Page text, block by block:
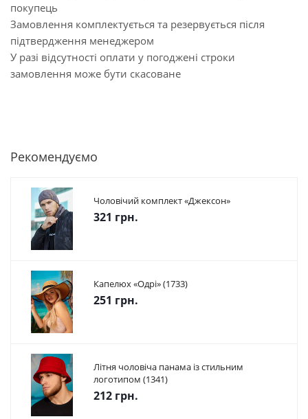
покупець
Замовлення комплектується та резервується після
підтвердження менеджером
У разі відсутності оплати у погоджені строки
замовлення може бути скасоване
Рекомендуємо
Чоловічий комплект «Джексон»
321 грн.
Капелюх «Одрі» (1733)
251 грн.
Літня чоловіча панама із стильним
логотипом (1341)
212 грн.